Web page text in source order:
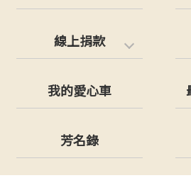
線上捐款
我的愛心車
芳名錄